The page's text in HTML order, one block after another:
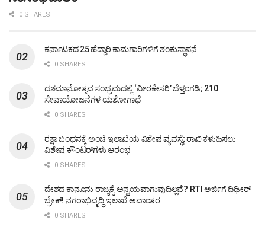
0 SHARES
ಕರ್ನಾಟಕದ 25 ಹೆದ್ದಾರಿ ಕಾಮಗಾರಿಗಳಿಗೆ ಶಂಕುಸ್ಥಾಪನೆ
0 SHARES
ದಶಮಾನೋತ್ಸವ ಸಂಭ್ರಮದಲ್ಲಿ ‘ವೀರಕೇಸರಿ’ ಬೆಳ್ತಂಗಡಿ; 210
ಸೇವಾಯೋಜನೆಗಳ ಯಶೋಗಾಥೆ
0 SHARES
ರಕ್ಷಾ ಬಂಧನಕ್ಕೆ ಅಂಚೆ ಇಲಾಖೆಯ ವಿಶೇಷ ವ್ಯವಸ್ಥೆ; ರಾಖಿ ಕಳುಹಿಸಲು
ವಿಶೇಷ ಕೌಂಟರ್‌ಗಳು ಆರಂಭ
0 SHARES
ದೇಶದ ಕಾನೂನು ರಾಜ್ಯಕ್ಕೆ ಅನ್ವಯವಾಗುವುದಿಲ್ಲವೆ? RTI ಅರ್ಜಿಗೆ ದಿಢೀರ್
ಬ್ರೇಕ್! ನಗರಾಭಿವೃದ್ಧಿ ಇಲಾಖೆ ಅವಾಂತರ
0 SHARES